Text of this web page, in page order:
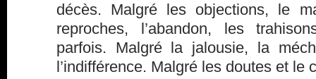
décès. Malgré les objections, le
reproches, l’abandon, les
parfois. Malgré la jalousie, la
l’indifférence. Malgré les doutes et le